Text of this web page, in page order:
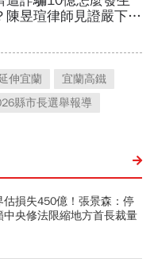
伸宜蘭
宜蘭高鐵
縣市長選舉報導
損失450億！張景森：停
央修法限縮地方首長裁量